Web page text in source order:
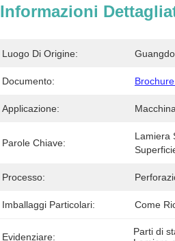
Informazioni
Luogo Di Origine:
Documento:
Applicazione:
Parole Chiave:
Lamiera
Processo:
Imballaggi Particolari: Come
Evidenziare: Parti di